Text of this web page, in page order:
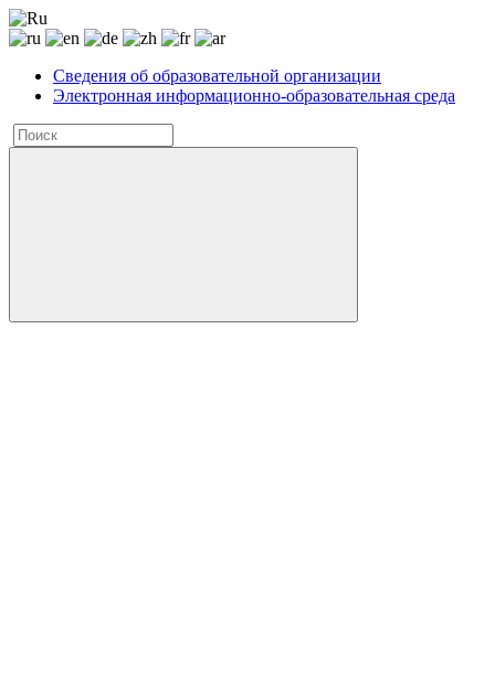
Сведения об образовательной организации
Электронная информационно-образовательная среда